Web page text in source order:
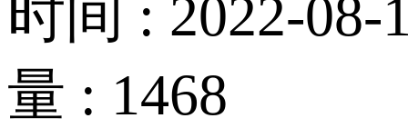
时间 : 2022-08-
量 : 1468